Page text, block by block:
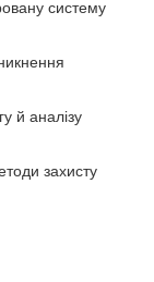
систему
й аналізу
захисту